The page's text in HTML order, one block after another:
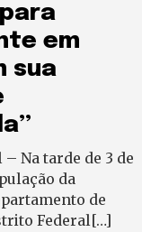
em
sua
Na tarde de 3 de
da
de
Federal[…]